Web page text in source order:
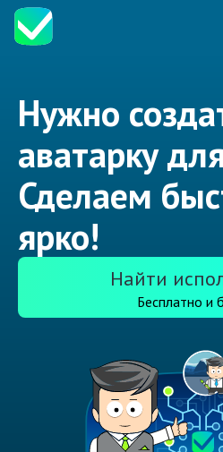
Нужно
аватарку
Сделаем
ярко!
Найти
Бесплатно и